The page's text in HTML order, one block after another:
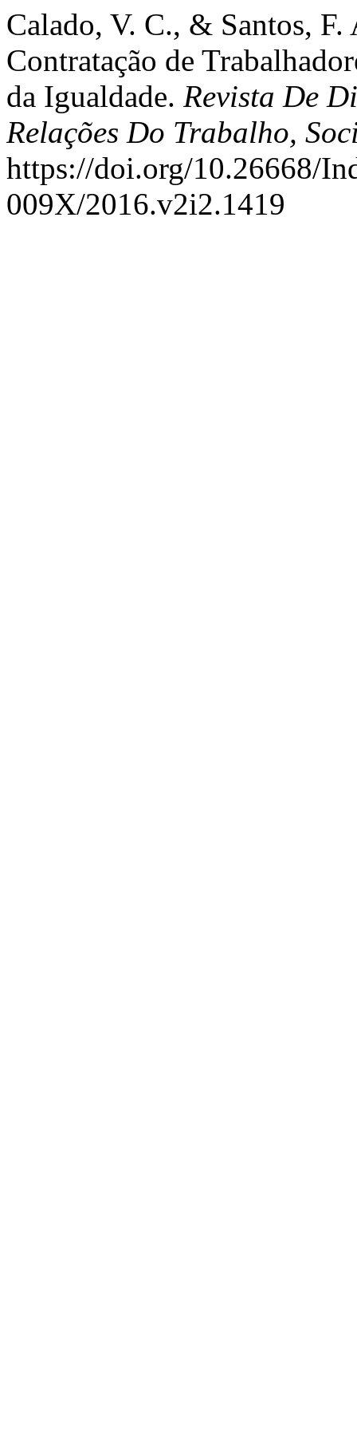
Calado, V. C., & Santos,
Contratação de
da Igualdade. Revista De
Relações Do Trabalho,
https://doi.org/10.26668/
009X/2016.v2i2.1419